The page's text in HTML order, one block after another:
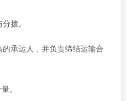
拨。
的承运人，并负责缔结运输合
。